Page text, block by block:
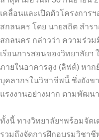
เคลื่อนและเปิดตัวโครงการ
สกลนคร โดย นายสถิต สำร
สกลนคร กล่าวว่า ความร่วม
เรียนการสอนของวิทยาลัยฯ
ภายในอาคารสูง (ลิฟต์) หาก
บุคลากรในวิชาชีพนี้ ซึ่งยังข
แรงงานอย่างมาก ตามพัฒน
ทั้งนี้ ทางวิทยาลัยฯพร้อมจัด
รวมถึงจัดการฝึกอบรมวิชา